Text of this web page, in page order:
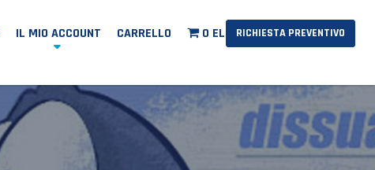
IL MIO ACCOUNT CARRELLO 0 ELEMENTIRICHIESTA PREVENTIVO